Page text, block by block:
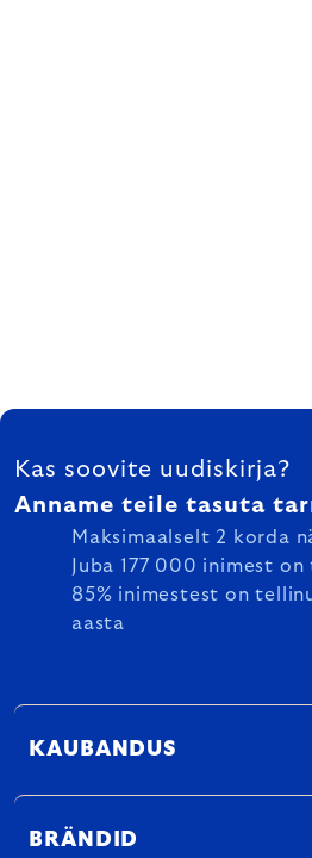
FOOTER
Kas soovite uudiskirja?
Anname teile tasuta
Maksimaalselt 2 korda
Juba 177 000 inimest
85% inimestest on
aasta
KAUBANDUS
BRÄNDID